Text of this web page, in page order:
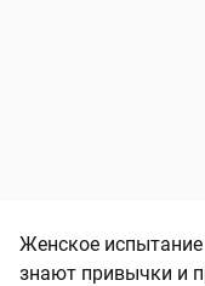
Женское
знают привычки и